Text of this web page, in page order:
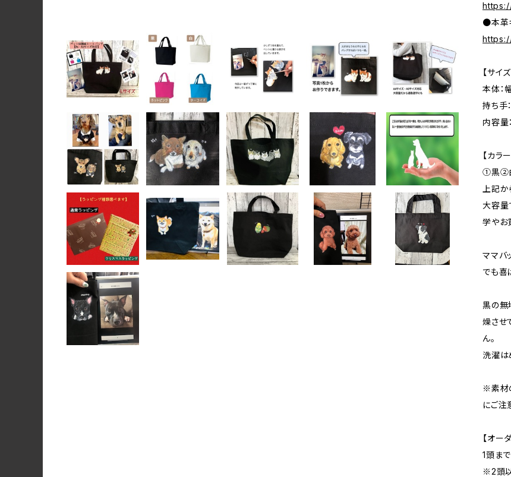
●本革
【サイズ
本体：
持ち手
内容量
【カラー
①黒②
上記か
大容量
学やお
ママバ
でも喜
黒の無
燥させ
ん。
洗濯は
※素材
にご注
【オー
1頭ま
※2頭